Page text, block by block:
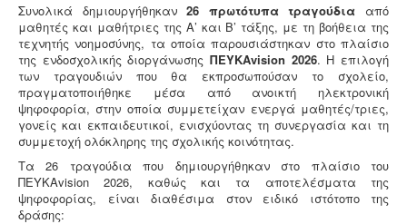
Συνολικά δημιουργήθηκαν26 πρωτότυπα τραγούδια από
μαθητές και μαθήτριες της Α’ και Β’ τάξης, με τη βοήθεια της
τεχνητής νοημοσύνης, τα οποία παρουσιάστηκαν στο πλαίσιο
της ενδοσχολικής διοργάνωσης ΠΕΥΚΑvision 2026. Η επιλογή
των τραγουδιών που θα εκπροσωπούσαν το σχολείο,
πραγματοποιήθηκε μέσα από ανοικτή ηλεκτρονική
ψηφοφορία, στην οποία συμμετείχαν ενεργά μαθητές/τριες,
γονείς και εκπαιδευτικοί, ενισχύοντας τη συνεργασία και τη
συμμετοχή ολόκληρης της σχολικής κοινότητας.
Τα 26 τραγούδια που δημιουργήθηκαν στο πλαίσιο του
ΠΕΥΚΑvision 2026, καθώς και τα αποτελέσματα της
ψηφοφορίας, είναι διαθέσιμα στον ειδικό ιστότοπο της
δράσης: